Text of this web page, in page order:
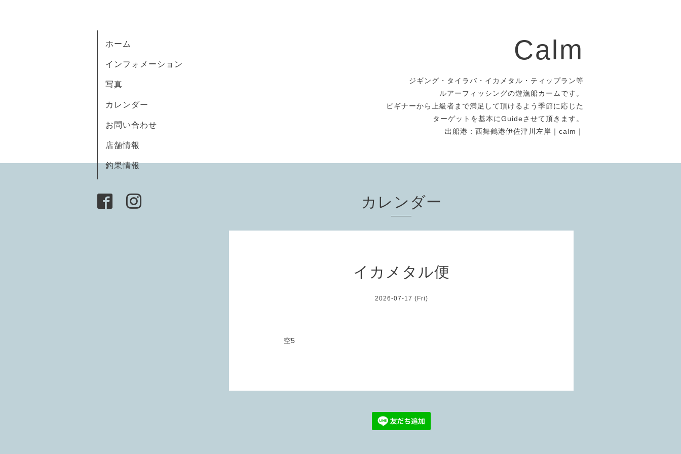
Calm
ジギング・タイラバ・イカメタル・ティップラン等
ルアーフィッシングの遊漁船カームです。
ビギナーから上級者まで満足して頂けるよう季節に応じた
ターゲットを基本にGuideさせて頂きます。
出船港：西舞鶴港伊佐津川左岸｜calm｜
ホーム
インフォメーション
写真
カレンダー
お問い合わせ
店舗情報
釣果情報
カレンダー
イカメタル便
2026-07-17 (Fri)
空5